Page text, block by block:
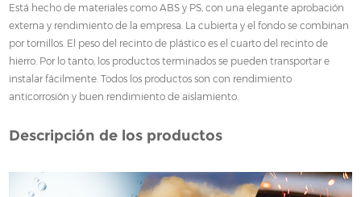
Está hecho de materiales como ABS y PS, con una elegante aprobación
externa y rendimiento de la empresa. La cubierta y el fondo se combinan
por tornillos. El peso del recinto de plástico es el cuarto del recinto de
hierro. Por lo tanto, los productos terminados se pueden transportar e
instalar fácilmente. Todos los productos son con rendimiento
anticorrosión y buen rendimiento de aislamiento.
Descripción de los productos